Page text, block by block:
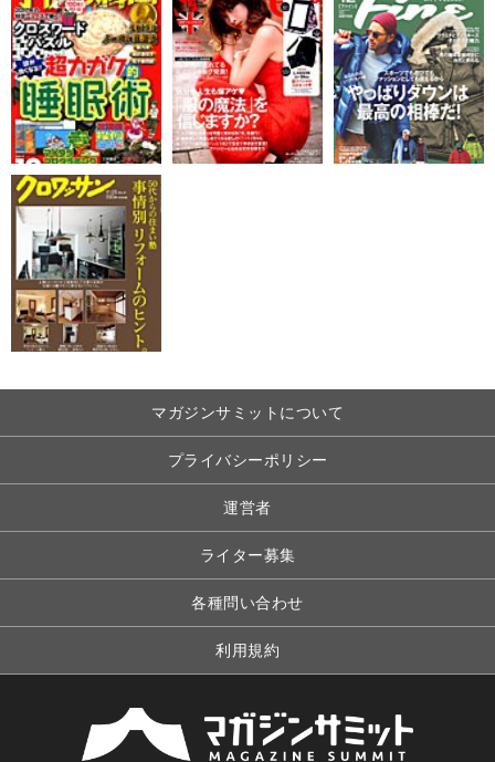
マガジンサミットについて
プライバシーポリシー
運営者
ライター募集
各種問い合わせ
利用規約